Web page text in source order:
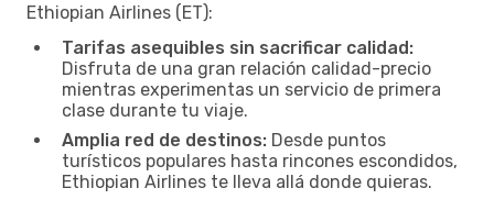
Ethiopian Airlines (ET):
Tarifas asequibles sin sacrificar calidad:
Disfruta de una gran relación calidad-precio
mientras experimentas un servicio de primera
clase durante tu viaje.
Amplia red de destinos: Desde puntos
turísticos populares hasta rincones escondidos,
Ethiopian Airlines te lleva allá donde quieras.